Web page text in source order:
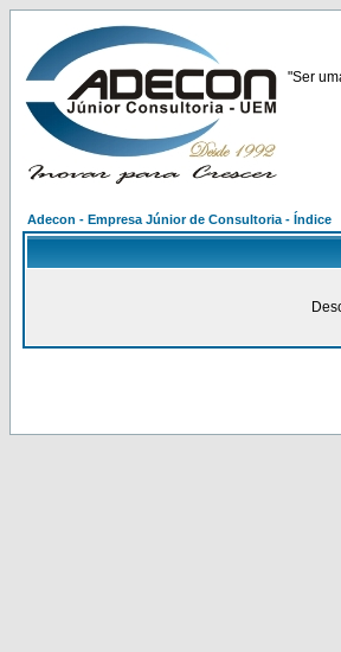
"Ser
Adecon - Empresa Júnior de Consultoria - Índice